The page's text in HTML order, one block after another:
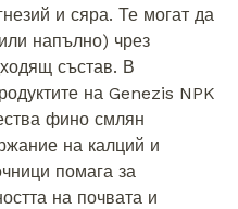
и сяра. Те могат да
напълно) чрез
състав. В
на Genezis NPK
фино смлян
на калций и
помага за
на почвата и